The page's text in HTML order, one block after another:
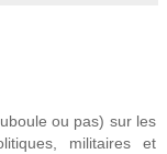
ou pas) sur les
militaires et